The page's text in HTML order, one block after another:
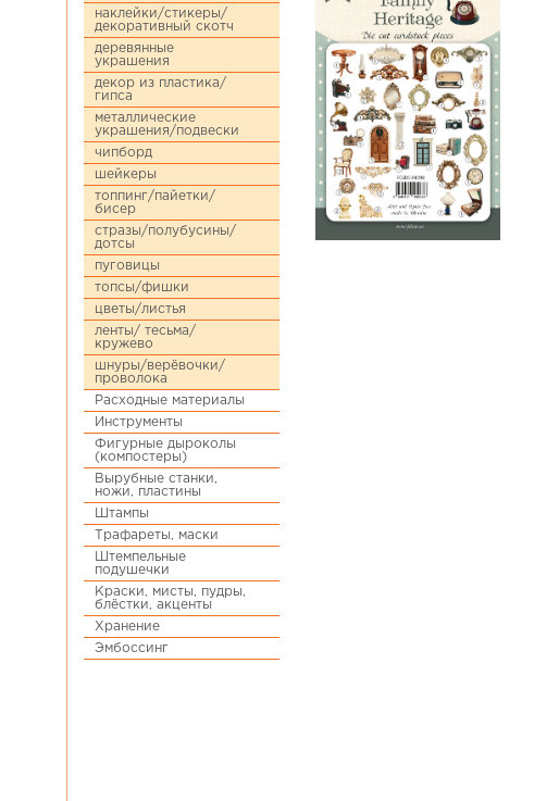
наклейки/стикеры/
декоративный скотч
деревянные
украшения
декор из пластика/
гипса
металлические
украшения/подвески
чипборд
шейкеры
топпинг/пайетки/
бисер
стразы/полубусины/
дотсы
пуговицы
топсы/фишки
цветы/листья
ленты/ тесьма/
кружево
шнуры/верёвочки/
проволока
Расходные материалы
Инструменты
Фигурные дыроколы
(компостеры)
Вырубные станки,
ножи, пластины
Штампы
Трафареты, маски
Штемпельные
подушечки
Краски, мисты, пудры,
блёстки, акценты
Хранение
Эмбоссинг